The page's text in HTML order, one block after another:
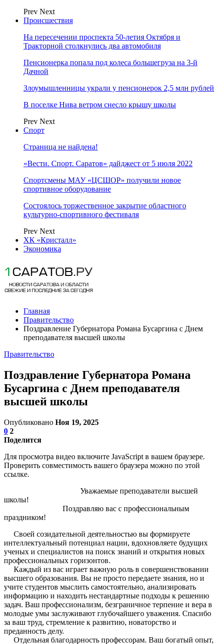
Prev Next
Происшествия
На пересечении проспекта 50-летия Октября и
Тракторной столкнулись два автомобиля
Пенсионерка попала под колеса большегруза на 3-й
Дачной
Злоумышленницы украли у пенсионерок 2,5 млн рублей
В поселке Нива ветром снесло крышу школы
Prev Next
Спорт
Страница не найдена!
«Вести. Спорт. Саратов» дайджест от 5 июля 2022
Спортсмены МАУ «ЦСШОР» получили новое
спортивное оборудование
Состоялось торжественное закрытие областного
культурно-спортивного фестиваля
Prev Next
ХК «Кристалл»
Экономика
Главная
Правительство
Поздравление Губернатора Романа Бусаргина с Днем
преподавателя высшей школы
Правительство
Поздравление Губернатора Романа
Бусаргина с Днем преподавателя
высшей школы
Опубликовано Ноя 19, 2025
0 2
Поделится
Для просмотра видео включите JavaScript в вашем браузере.
Проверить совместимость вашего браузера можно по этой
ссылке.
Уважаемые преподаватели высшей
школы!
Поздравляю вас с профессиональным
праздником!
Своей созидательной деятельностью вы формируете
интеллектуальный потенциал нации, вдохновляете будущих
ученых и специалистов на поиск знаний и открытия новых
профессиональных горизонтов.
Каждый из вас играет важную роль в совершенствовании
высшего образования. Вы не просто передаете знания, но и
учите студентов мыслить самостоятельно, анализировать
информацию и находить нестандартные подходы к решению
задач. Ваш профессионализм, безграничное терпение и вера в
молодые умы заслуживают глубочайшего уважения. Спасибо
за ваш труд, стремление к развитию, новаторство и
преданность делу.
Отдельная благодарность профессорам. Ваш богатый опыт,